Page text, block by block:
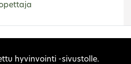
hyvinvointi -sivustolle.